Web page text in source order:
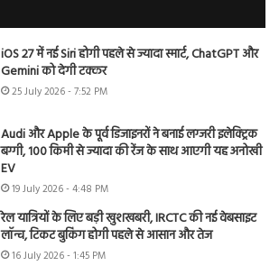
iOS 27 में नई Siri होगी पहले से ज्यादा स्मार्ट, ChatGPT और
Gemini को देगी टक्कर
25 July 2026 - 7:52 PM
Audi और Apple के पूर्व डिजाइनरों ने बनाई लग्जरी इलेक्ट्रिक
बग्गी, 100 किमी से ज्यादा की रेंज के साथ आएगी यह अनोखी
EV
19 July 2026 - 4:48 PM
रेल यात्रियों के लिए बड़ी खुशखबरी, IRCTC की नई वेबसाइट
लॉन्च, टिकट बुकिंग होगी पहले से आसान और तेज
16 July 2026 - 1:45 PM